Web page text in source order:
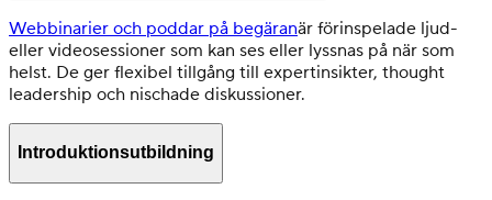
Webbinarier och poddar på begäranär förinspelade ljud-
eller videosessioner som kan ses eller lyssnas på när som
helst. De ger flexibel tillgång till expertinsikter, thought
leadership och nischade diskussioner.
Introduktionsutbildning